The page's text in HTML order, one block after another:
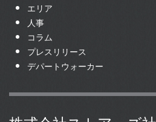
エリア
人事
コラム
プレスリリース
デパートウォーカー